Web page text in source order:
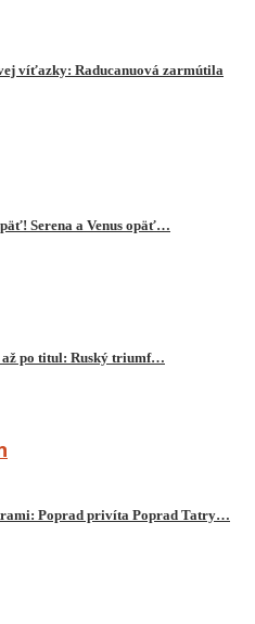
víťazky: Raducanuová zarmútila
Serena a Venus opäť…
po titul: Ruský triumf…
Poprad privíta Poprad Tatry…